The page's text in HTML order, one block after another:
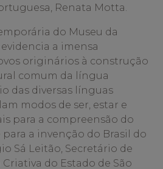
Renata Motta.
do Museu da
a imensa
originários à construção
comum da língua
das diversas línguas
modos de ser, estar e
para a compreensão do
a invenção do Brasil do
Sá Leitão, Secretário de
do Estado de São